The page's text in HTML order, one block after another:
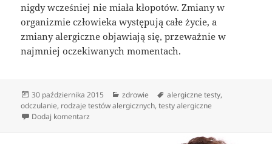
nigdy wcześniej nie miała kłopotów. Zmiany w
organizmie człowieka występują całe życie, a
zmiany alergiczne objawiają się, przeważnie w
najmniej oczekiwanych momentach.
Data
publikacji
30 października 2015 Kategorie
zdrowie Tagi
alergiczne testy,
odczulanie, rodzaje testów alergicznych,testy alergiczne
Dodaj komentarz